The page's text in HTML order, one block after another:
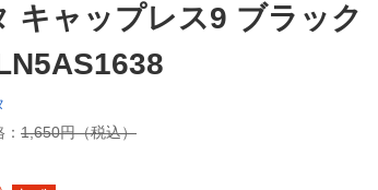
キャップレス9 ブラック
1,650円（税込）